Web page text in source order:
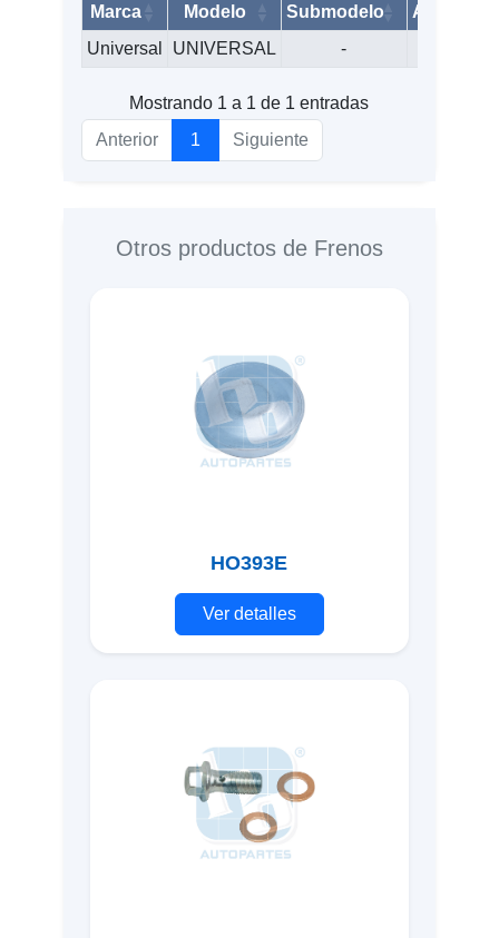
Marca Modelo Submodelo
Año
Universal
UNIVERSAL -
Mostrando 1 a 1 de 1 entradas
Anterior
1 Siguiente
Otros productos de Frenos
HO393E
Ver detalles